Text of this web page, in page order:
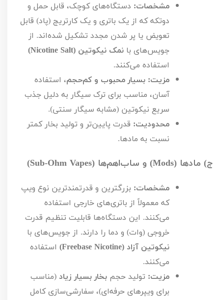
مشخصات: دستگاه‌های کوچک، قابل حمل و
دوتکه که از یک باتری و یک کارتریج (پاد) قابل
تعویض یا پر شدن مجدد تشکیل شده‌اند. از
جویس‌های با نمک نیکوتین (Nicotine Salt
)
استفاده می‌کنند.
مزیت: بسیار محبوب و کم‌حجم، استفاده
آسان، مناسب برای ترک سیگار به دلیل جذب
سریع نیکوتین (مشابه سیگار سنتی).
محدودیت: قدرت پایین‌تر و تولید بخار کمتر
نسبت به مادها.
ج) مادها (Mods) و ساب‌اهم‌ها (Sub-Ohm Vapes
)
مشخصات: بزرگترین و قدرتمندترین نوع ویپ
که معمولاً از باتری‌های خارجی استفاده
می‌کنند. این دستگاه‌ها قابلیت تنظیم قدرت
خروجی (وات) و دما را دارند. از جویس‌های با
نیکوتین آزاد (Freebase Nicotine
) استفاده
می‌کنند.
مزیت: تولید حجم بخار بسیار زیاد (مناسب
برای ویپرهای حرفه‌ای)، سفارشی‌سازی کامل